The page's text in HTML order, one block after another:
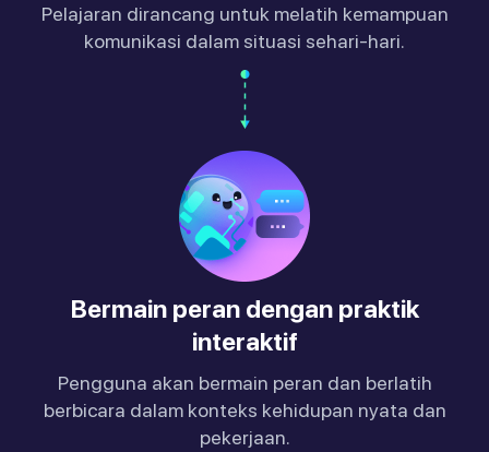
Pelajaran dirancang untuk melatih kemampuan
komunikasi dalam situasi sehari-hari.
Bermain peran dengan praktik
interaktif
Pengguna akan bermain peran dan berlatih
berbicara dalam konteks kehidupan nyata dan
pekerjaan.